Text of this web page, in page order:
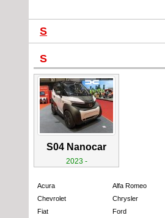
S
S
S04 Nanocar
2023 -
Acura Alfa Romeo
Chevrolet
Chrysler
Fiat
Ford